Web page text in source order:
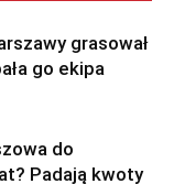
grasował
go ekipa
do
Padają kwoty